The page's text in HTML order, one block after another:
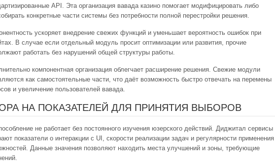
API. Эта организация вавада казино помогает модифицировать либо
конкретные части системы без потребности полной перестройки решения.
ускоряет внедрение свежих функций и уменьшает вероятность ошибок при
В случае если отдельный модуль просит оптимизации или развития, прочие
работать без нарушений общей структуры работы.
компонентная организация облегчает расширение решения. Свежие модули
как самостоятельные части, что даёт возможность быстро отвечать на перемены
и увеличение пользователей вавада.
НА ПОКАЗАТЕЛЕЙ ДЛЯ ПРИНЯТИЯ ВЫБОРОВ
не работает без постоянного изучения юзерского действий. Диджитал сервисы
показатели о интеракции с UI, скорости реализации задач и регулярности применения
Данные значения позволяют находить места улучшений и зоны, требующие